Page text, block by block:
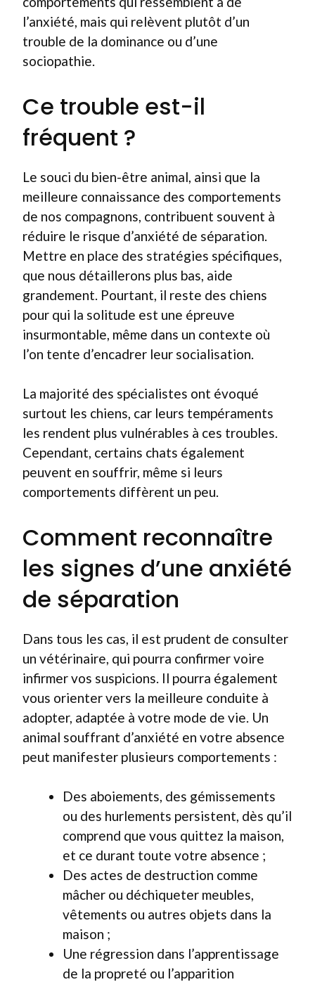
l’anxiété, mais qui relèvent plutôt d’un
trouble de la dominance ou d’une
sociopathie.
Ce trouble est-il
fréquent ?
Le souci du bien-être animal, ainsi que la
meilleure connaissance des comportements
de nos compagnons, contribuent souvent à
réduire le risque d’anxiété de séparation.
Mettre en place des stratégies spécifiques,
que nous détaillerons plus bas, aide
grandement. Pourtant, il reste des chiens
pour qui la solitude est une épreuve
insurmontable, même dans un contexte où
l’on tente d’encadrer leur socialisation.
La majorité des spécialistes ont évoqué
surtout les chiens, car leurs tempéraments
les rendent plus vulnérables à ces troubles.
Cependant, certains chats également
peuvent en souffrir, même si leurs
comportements diffèrent un peu.
Comment reconnaître
les signes d’une anxiété
de séparation
Dans tous les cas, il est prudent de consulter
un vétérinaire, qui pourra confirmer voire
infirmer vos suspicions. Il pourra également
vous orienter vers la meilleure conduite à
adopter, adaptée à votre mode de vie. Un
animal souffrant d’anxiété en votre absence
peut manifester plusieurs comportements :
Des aboiements, des gémissements
ou des hurlements persistent, dès qu’il
comprend que vous quittez la maison,
et ce durant toute votre absence ;
Des actes de destruction comme
mâcher ou déchiqueter meubles,
vêtements ou autres objets dans la
maison ;
Une régression dans l’apprentissage
de la propreté ou l’apparition